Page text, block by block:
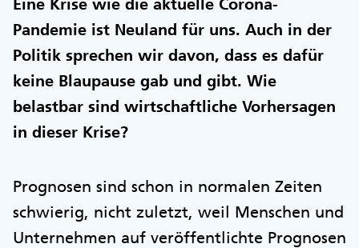
Pandemie ist Neuland für uns. Auch in der
Politik sprechen wir davon, dass es dafür
keine Blaupause gab und gibt. Wie
belastbar sind wirtschaftliche Vorhersagen
in dieser Krise?
Prognosen sind schon in normalen Zeiten
schwierig, nicht zuletzt, weil Menschen und
Unternehmen auf veröffentlichte Prognosen